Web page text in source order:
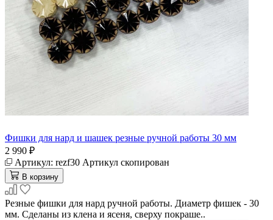
Фишки для нард и шашек резные ручной работы 30 мм
2 990 ₽
Артикул: rezf30 Артикул скопирован
В корзину
Резные фишки для нард ручной работы. Диаметр фишек - 30
мм. Сделаны из клена и ясеня, сверху покраше..